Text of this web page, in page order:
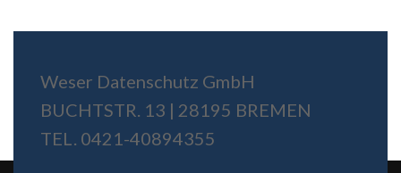
Weser Datenschutz GmbH
BUCHTSTR. 13 | 28195 BREMEN
TEL. 0421-40894355